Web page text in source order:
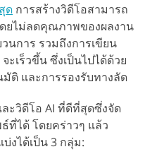
ด การสร้างวิดีโอสามารถ
ดยไม่ลดคุณภาพของผลงาน
นการ รวมถึงการเขียน
ะเร็วขึ้น ซึ่งเป็นไปได้ด้วย
มัติ และการรองรับทางลัด
ะวิดีโอ AI ที่ดีที่สุดซึ่งจัด
ที่ได้ โดยคร่าวๆ แล้ว
งได้เป็น 3 กลุ่ม: